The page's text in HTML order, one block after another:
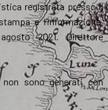
registrata presso il
e l’informazione,
2021. Direttore
sono generati con